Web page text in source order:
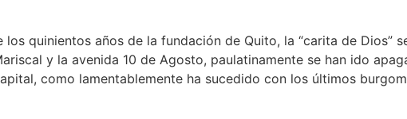
quinientos años de la fundación de Quito, la “carita de Dios”
y la avenida 10 de Agosto, paulatinamente se han ido
como lamentablemente ha sucedido con los últimos